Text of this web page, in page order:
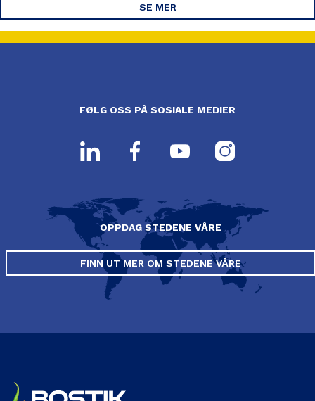
SE MER
FØLG OSS PÅ SOSIALE MEDIER
OPPDAG STEDENE VÅRE
FINN UT MER OM STEDENE VÅRE